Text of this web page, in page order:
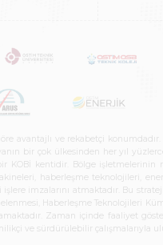
avantajlı ve rekabetçi
bir çok ülkesinden her yıl
KOBİ kentidir. Bölge
haberleşme teknolojileri,
imzalarını atmaktadır. Bu
Haberleşme Teknolojileri
Zaman içinde faaliyet
ve sürdürülebilir çalışmalarıyla